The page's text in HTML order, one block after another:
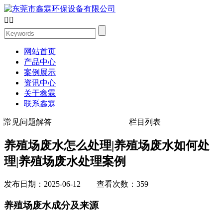
 
网站首页
产品中心
案例展示
资讯中心
关于鑫霖
联系鑫霖
常见问题解答 栏目列表
养殖场废水怎么处理|养殖场废水如何处
理|养殖场废水处理案例
发布日期：2025-06-12 查看次数：359
养殖场废水成分及来源